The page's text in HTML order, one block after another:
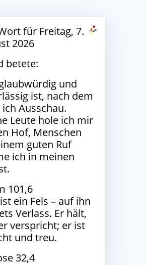
für Freitag, 7.
2026
betete:
und
ist, nach dem
Ausschau.
Leute hole ich mir
Hof, Menschen
guten Ruf
ich in meinen
101,6
ein Fels – auf ihn
Verlass. Er hält,
verspricht; er ist
und treu.
32,4